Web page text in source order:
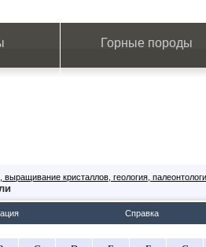
Горные породы
кристаллов, геология,
Справка